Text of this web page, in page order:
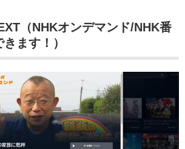
（NHKオンデマンド/NHK番
ます！）